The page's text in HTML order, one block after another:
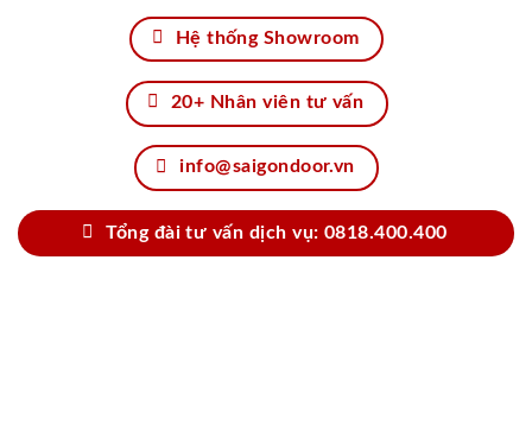
Hệ thống Showroom
20+ Nhân viên tư vấn
info@saigondoor.vn
Tổng đài tư vấn dịch vụ: 0818.400.400